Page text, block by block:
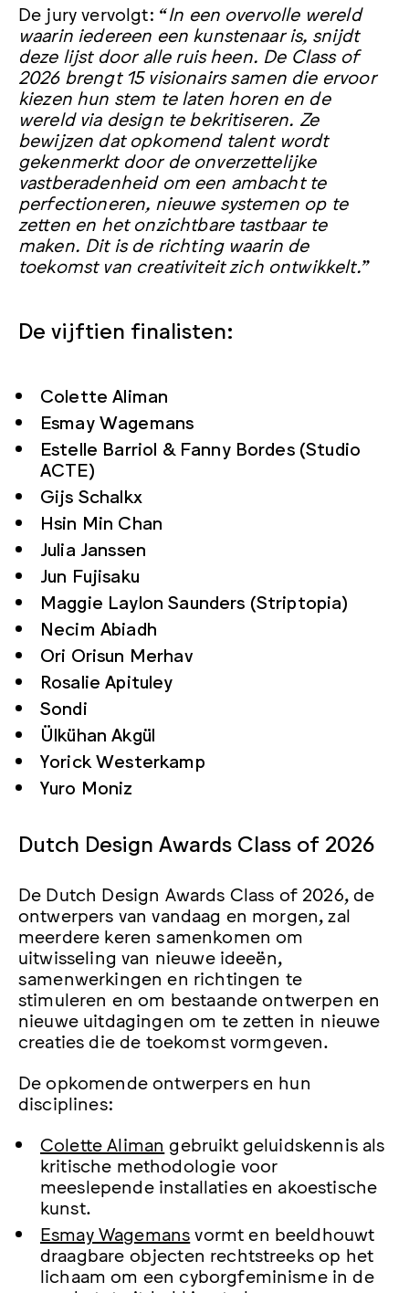
De jury vervolgt: “In een overvolle wereld
waarin iedereen een kunstenaar is, snijdt
deze lijst door alle ruis heen. De Class of
2026 brengt 15 visionairs samen die ervoor
kiezen hun stem te laten horen en de
wereld via design te bekritiseren. Ze
bewijzen dat opkomend talent wordt
gekenmerkt door de onverzettelijke
vastberadenheid om een ambacht te
perfectioneren, nieuwe systemen op te
zetten en het onzichtbare tastbaar te
maken. Dit is de richting waarin de
toekomst van creativiteit zich ontwikkelt. ”
De vijftien finalisten:
Colette Aliman
Esmay Wagemans
Estelle Barriol & Fanny Bordes (Studio
ACTE)
Gijs Schalkx
Hsin Min Chan
Julia Janssen
Jun Fujisaku
Maggie Laylon Saunders (Striptopia)
Necim Abiadh
Ori Orisun Merhav
Rosalie Apituley
Sondi
Ülkühan Akgül
Yorick Westerkamp
Yuro Moniz
Dutch Design Awards Class of 2026
De Dutch Design Awards Class of 2026, de
ontwerpers van vandaag en morgen, zal
meerdere keren samenkomen om
uitwisseling van nieuwe ideeën,
samenwerkingen en richtingen te
stimuleren en om bestaande ontwerpen en
nieuwe uitdagingen om te zetten in nieuwe
creaties die de toekomst vormgeven.
De opkomende ontwerpers en hun
disciplines:
Colette Aliman gebruikt geluidskennis als
kritische methodologie voor
meeslepende installaties en akoestische
kunst.
Esmay Wagemans vormt en beeldhouwt
draagbare objecten rechtstreeks op het
lichaam om een cyborgfeminisme in de